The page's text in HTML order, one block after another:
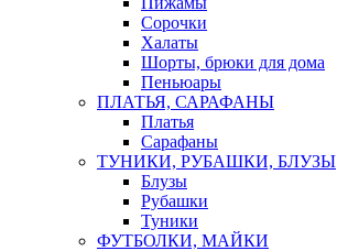
Сорочки
Халаты
Шорты, брюки для дома
Пеньюары
ПЛАТЬЯ, САРАФАНЫ
Платья
Сарафаны
ТУНИКИ, РУБАШКИ, БЛУЗЫ
Блузы
Рубашки
Туники
ФУТБОЛКИ, МАЙКИ